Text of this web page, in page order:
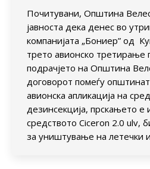
Почитувани, Општина Велес
јавноста дека денес во
компанијата „Бониер” од
трето авионско третирање
подрачјето на Општина
договорот помеѓу
авионска апликација на
дезинсекција, прскањето
средството Ciceron 2.0 ulv,
за уништување на летечки